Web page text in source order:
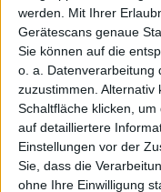
werden.
Mit Ihrer
Gerätescans genaue
Sie können auf die
o. a. Datenverarbeitung
zuzustimmen.
Schaltfläche klicken,
auf detailliertere
Einstellungen vor der
Sie, dass die
ohne Ihre Einwilligung